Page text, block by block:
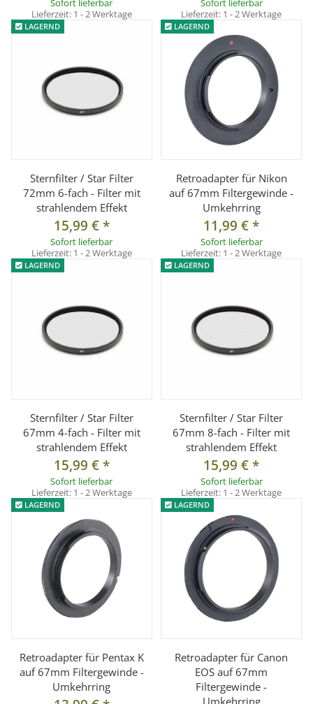
Sofort lieferbar
Lieferzeit: 1 - 2 Werktage
Sofort lieferbar
Lieferzeit: 1 - 2 Werktage
LAGERND
Sternfilter / Star Filter
72mm 6-fach - Filter mit
strahlendem Effekt
15,99 €*
Sofort lieferbar
Lieferzeit: 1 - 2 Werktage
LAGERND
Retroadapter für Nikon
auf 67mm Filtergewinde -
Umkehrring
11,99 €*
Sofort lieferbar
Lieferzeit: 1 - 2 Werktage
LAGERND
Sternfilter / Star Filter
67mm 4-fach - Filter mit
strahlendem Effekt
15,99 €*
Sofort lieferbar
Lieferzeit: 1 - 2 Werktage
LAGERND
Sternfilter / Star Filter
67mm 8-fach - Filter mit
strahlendem Effekt
15,99 €*
Sofort lieferbar
Lieferzeit: 1 - 2 Werktage
LAGERND
Retroadapter für Pentax K
auf 67mm Filtergewinde -
Umkehrring
LAGERND
Retroadapter für Canon
EOS auf 67mm
Filtergewinde -
Umkehrring